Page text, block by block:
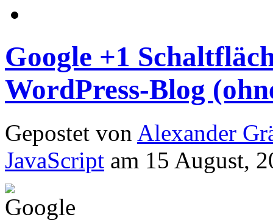
Google +1
WordPress-Blog
Gepostet von Alexander
JavaScript am 15 August,